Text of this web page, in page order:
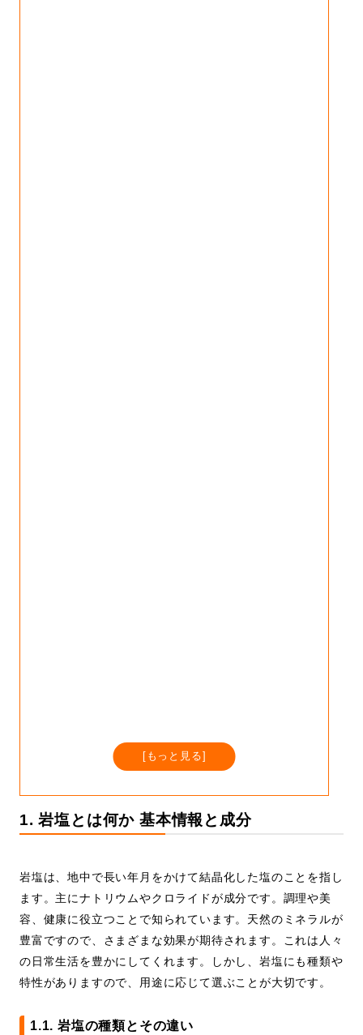
もっと見る
1. 岩塩とは何か 基本情報と成分
岩塩は、地中で長い年月をかけて結晶化した塩のことを指し
ます。主にナトリウムやクロライドが成分です。調理や美
容、健康に役立つことで知られています。天然のミネラルが
豊富ですので、さまざまな効果が期待されます。これは人々
の日常生活を豊かにしてくれます。しかし、岩塩にも種類や
特性がありますので、用途に応じて選ぶことが大切です。
1.1. 岩塩の種類とその違い